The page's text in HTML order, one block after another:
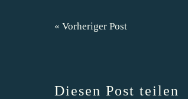
« Vorheriger Post
Diesen Post teilen